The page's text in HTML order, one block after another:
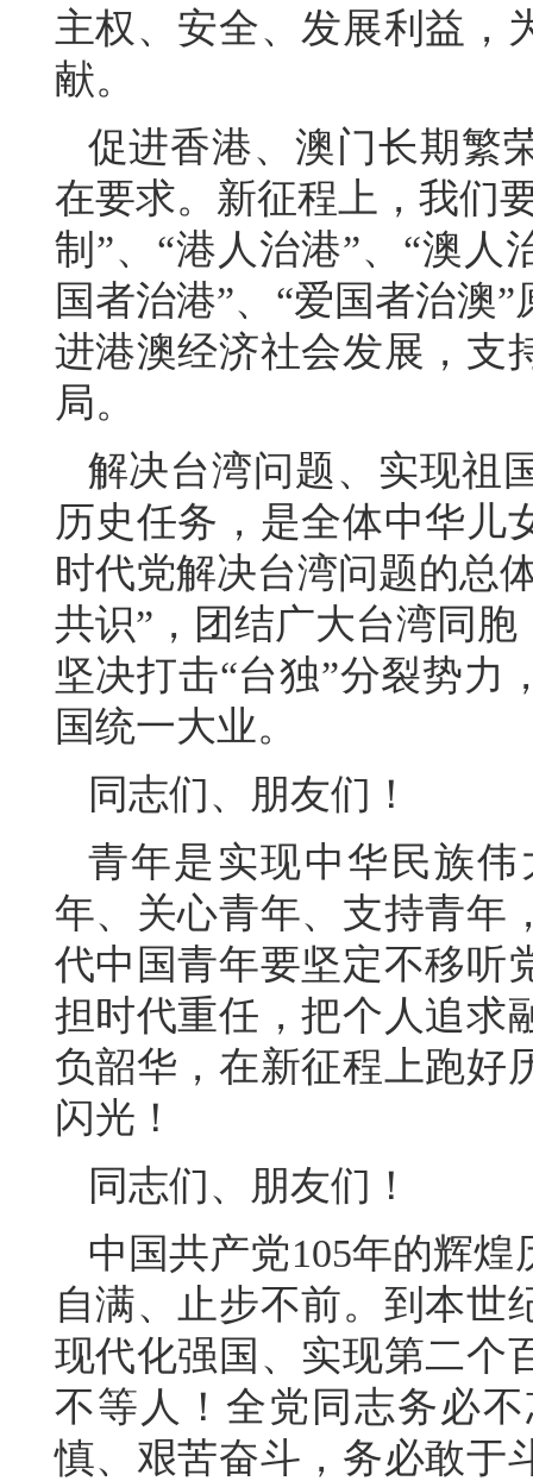
主权、安全、发展利益，
献。
促进香港、澳门长期繁
在要求。新征程上，我们
制”、“港人治港”、“澳人
国者治港”、“爱国者治澳
进港澳经济社会发展，支
局。
解决台湾问题、实现祖
历史任务，是全体中华儿
时代党解决台湾问题的总
共识”，团结广大台湾同
坚决打击“台独”分裂势力
国统一大业。
同志们、朋友们！
青年是实现中华民族
年、关心青年、支持青年
代中国青年要坚定不移听
担时代重任，把个人追求
负韶华，在新征程上跑好
闪光！
同志们、朋友们！
中国共产党105年的辉
自满、止步不前。到本世
现代化强国、实现第二个
不等人！全党同志务必
慎、艰苦奋斗，务必敢于